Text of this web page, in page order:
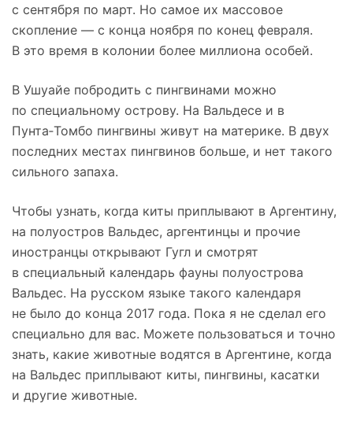
с сентября по март. Но самое их массовое
скопление — с конца ноября по конец февраля.
В это время в колонии более миллиона особей.
В Ушуайе побродить с пингвинами можно
по специальному острову. На Вальдесе и в
Пунта‑Томбо пингвины живут на материке. В двух
последних местах пингвинов больше, и нет такого
сильного запаха.
Чтобы узнать, когда киты приплывают в Аргентину,
на полуостров Вальдес, аргентинцы и прочие
иностранцы открывают Гугл и смотрят
в специальный календарь фауны полуострова
Вальдес. На русском языке такого календаря
не было до конца 2017 года. Пока я не сделал его
специально для вас. Можете пользоваться и точно
знать, какие животные водятся в Аргентине, когда
на Вальдес приплывают киты, пингвины, касатки
и другие животные.